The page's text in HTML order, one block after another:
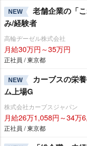
NEW
老舗企業の「
み/経験者
高輪ヂーゼル株式会社
月給30万円～35万円
正社員 / 東京都
NEW
カーブスの栄
ム上場G
株式会社カーブスジャパン
月給26万1,058円～34万
正社員 / 東京都